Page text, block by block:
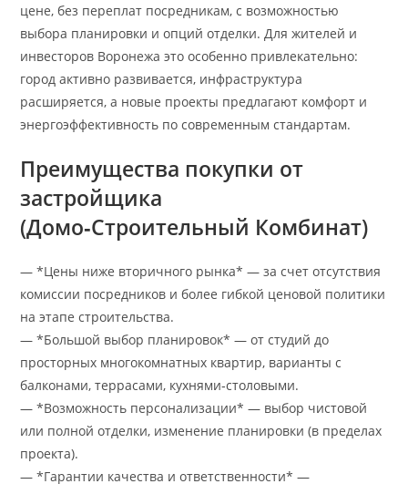
цене, без переплат посредникам, с возможностью
выбора планировки и опций отделки. Для жителей и
инвесторов Воронежа это особенно привлекательно:
город активно развивается, инфраструктура
расширяется, а новые проекты предлагают комфорт и
энергоэффективность по современным стандартам.
Преимущества покупки от
застройщика
(Домо‑Строительный Комбинат)
— *Цены ниже вторичного рынка* — за счет отсутствия
комиссии посредников и более гибкой ценовой политики
на этапе строительства.
— *Большой выбор планировок* — от студий до
просторных многокомнатных квартир, варианты с
балконами, террасами, кухнями‑столовыми.
— *Возможность персонализации* — выбор чистовой
или полной отделки, изменение планировки (в пределах
проекта).
— *Гарантии качества и ответственности* —